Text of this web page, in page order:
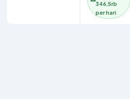
346,5rb
per hari